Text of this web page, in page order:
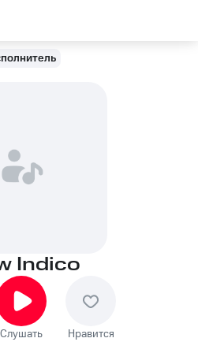
Indico
Слушать Нравится